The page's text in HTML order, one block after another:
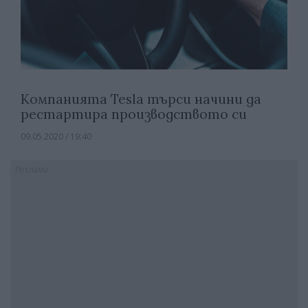
Компанията Tesla търси начини да
рестартира производството си
09.05.2020 / 19:40